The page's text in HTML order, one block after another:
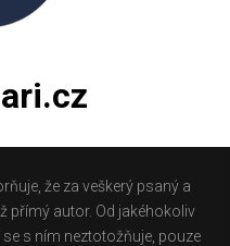
že za veškerý psaný a
přímý autor. Od jakéhokoliv
s ním neztotožňuje, pouze